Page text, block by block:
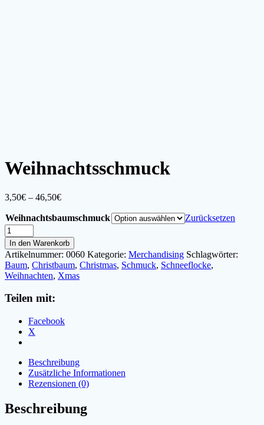
Weihnachtsschmuck
3,50€ – 46,50€Preisspanne:
bis
Weihnachtsbaumschmuck
Zurücksetzen
Weihnachtsschmuck
Menge
In den Warenkorb
Artikelnummer: 0060 Kategorie: Merchandising Schlagwörter:
Baum, Christbaum, Christmas, Schmuck, Schneeflocke,
Weihnachten, Xmas
Teilen mit:
Facebook
X
Beschreibung
Zusätzliche Informationen
Rezensionen (0)
Beschreibung